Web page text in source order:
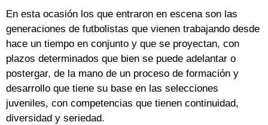
En esta ocasión los que entraron en escena son las
generaciones de futbolistas que vienen trabajando desde
hace un tiempo en conjunto y que se proyectan, con
plazos determinados que bien se puede adelantar o
postergar, de la mano de un proceso de formación y
desarrollo que tiene su base en las selecciones
juveniles, con competencias que tienen continuidad,
diversidad y seriedad.